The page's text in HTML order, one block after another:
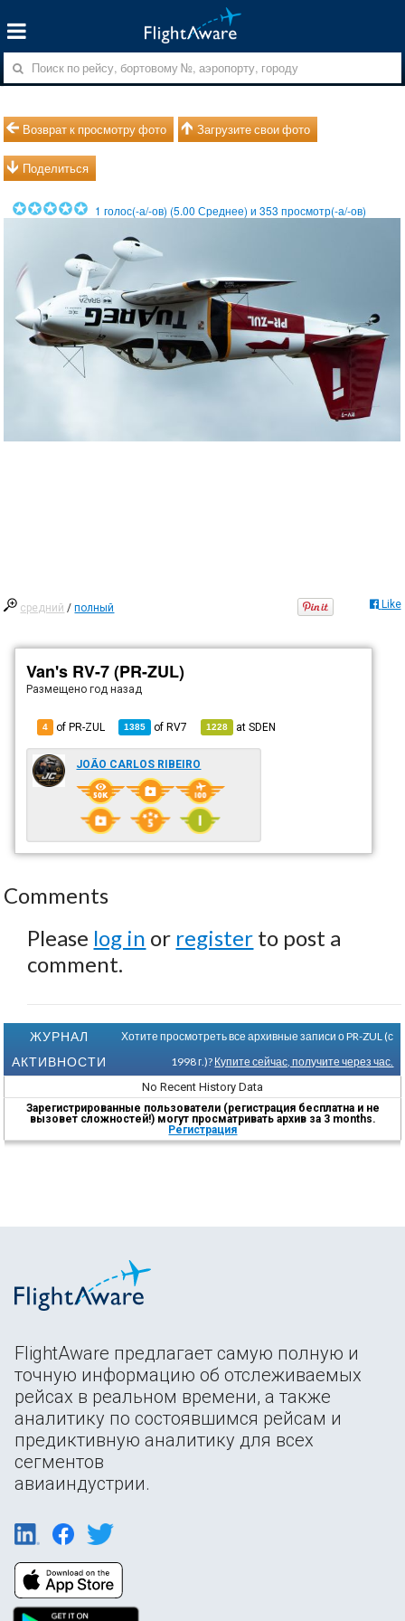
Возврат к просмотру фото Загрузите свои фото
Поделиться
1 голос(-а/-ов) (5.00 Среднее) и353 просмотр(-а/-ов)
средний /полный Like
Van's RV-7 (PR-ZUL)
Размещеногод назад
4 of PR-ZUL 1385 ofRV7 1228 atSDEN
JOÃO CARLOS RIBEIRO
Comments
Please log in or register to post a
comment.
ЖУРНАЛ
АКТИВНОСТИ
Хотите просмотреть все архивные записи о PR-ZUL (с
1998 г.)? Купите сейчас, получите через час.
No Recent History Data
Зарегистрированные пользователи (регистрация бесплатна и не
вызовет сложностей!) могут просматривать архив за 3 months.
Регистрация
FlightAware предлагает самую полную и
точную информацию об отслеживаемых
рейсах в реальном времени, а также
аналитику по состоявшимся рейсам и
предиктивную аналитику для всех
сегментов
авиаиндустрии.